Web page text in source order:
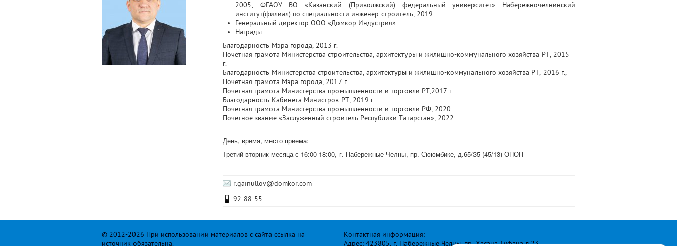
2005; ФГАОУ ВО «Казанский (Приволжский) федеральный университет» Набережночелнинский
институт(филиал) по специальности инженер-строитель, 2019
Генеральный директор ООО «Домкор Индустрия»
Награды:
Благодарность Мэра города, 2013 г.
Почетная грамота Министерства строительства, архитектуры и жилищно-коммунального хозяйства РТ, 2015
г.
Благодарность Министерства строительства, архитектуры и жилищно-коммунального хозяйства РТ, 2016 г.,
Почетная грамота Мэра города, 2017 г.
Почетная грамота Министерства промышленности и торговли РТ,2017 г.
Благодарность Кабинета Министров РТ, 2019 г
Почетная грамота Министерства промышленности и торговли РФ, 2020
Почетное звание «Заслуженный строитель Республики Татарстан», 2022
День, время, место приема:
Третий вторник месяца с 16:00-18:00, г. Набережные Челны, пр. Сююмбике, д.65/35 (45/13) ОПОП
r.gainullov@domkor.com
92-88-55
© 2012-2026 При использовании материалов с сайта ссылка на
источник обязательна.
Контактная информация:
Адрес: 423805, г. Набережные Челны, пр. Хасана Туфана д.23